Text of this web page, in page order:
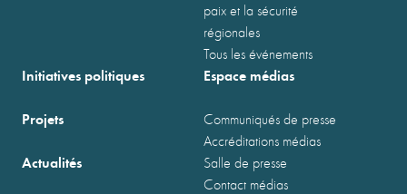
paix et la sécurité
régionales
Tous les événements
Initiatives politiques
Projets
Actualités
Espace médias
Communiqués de presse
Accréditations médias
Salle de presse
Contact médias